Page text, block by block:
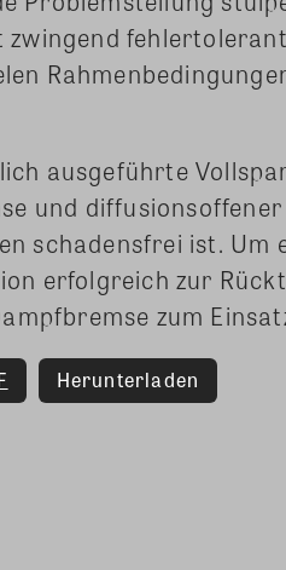
ausgeführte
und
schadensfrei ist. Um
erfolgreich zur
zum
Herunterladen